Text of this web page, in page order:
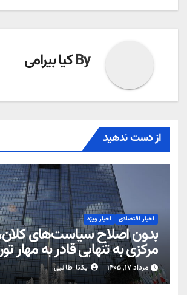
Byکیا بیرامی
از دست ندهید
اخبار اقتصادی اخبار ویژه
بدون اصلاح سیاست‌های
مرکزی به تنهایی قادر به مهار
مرداد ۱۷, ۱۴۰۵ یکتا طالبی